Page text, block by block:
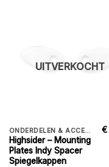
UITVERKOCHT
ONDERDELEN & ACCESSORIES
Highsider – Mounting
Plates Indy Spacer
Spiegelkappen
€